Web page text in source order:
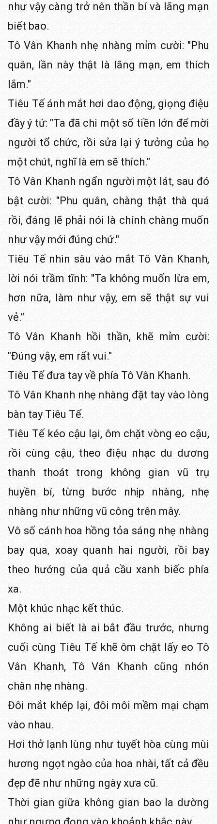
như vậy càng trở nên thần bí và lãng mạn
biết bao.
Tô Vân Khanh nhẹ nhàng mỉm cười: "Phu
quân, lần này thật là lãng mạn, em thích
lắm."
Tiêu Tế ánh mắt hơi dao động, giọng điệu
đầy ý tứ: "Ta đã chi một số tiền lớn để mời
người tổ chức, rồi sửa lại ý tưởng của họ
một chút, nghĩ là em sẽ thích."
Tô Vân Khanh ngẩn người một lát, sau đó
bật cười: "Phu quân, chàng thật thà quá
rồi, đáng lẽ phải nói là chính chàng muốn
như vậy mới đúng chứ."
Tiêu Tế nhìn sâu vào mắt Tô Vân Khanh,
lời nói trầm tĩnh: "Ta không muốn lừa em,
hơn nữa, làm như vậy, em sẽ thật sự vui
vẻ."
Tô Vân Khanh hồi thần, khẽ mỉm cười:
"Đúng vậy, em rất vui."
Tiêu Tế đưa tay về phía Tô Vân Khanh.
Tô Vân Khanh nhẹ nhàng đặt tay vào lòng
bàn tay Tiêu Tế.
Tiêu Tế kéo cậu lại, ôm chặt vòng eo cậu,
rồi cùng cậu, theo điệu nhạc du dương
thanh thoát trong không gian vũ trụ
huyền bí, từng bước nhịp nhàng, nhẹ
nhàng như những vũ công trên mây.
Vô số cánh hoa hồng tỏa sáng nhẹ nhàng
bay qua, xoay quanh hai người, rồi bay
theo hướng của quả cầu xanh biếc phía
xa.
Một khúc nhạc kết thúc.
Không ai biết là ai bắt đầu trước, nhưng
cuối cùng Tiêu Tế khẽ ôm chặt lấy eo Tô
Vân Khanh, Tô Vân Khanh cũng nhón
chân nhẹ nhàng.
Đôi mắt khép lại, đôi môi mềm mại chạm
vào nhau.
Hơi thở lạnh lùng như tuyết hòa cùng mùi
hương ngọt ngào của hoa nhài, tất cả đều
đẹp đẽ như những ngày xưa cũ.
Thời gian giữa không gian bao la dường